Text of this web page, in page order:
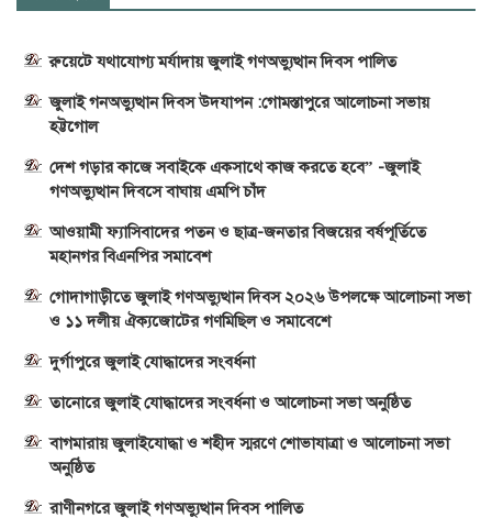
রুয়েটে যথাযোগ্য মর্যাদায় জুলাই গণঅভ্যুত্থান দিবস পালিত
জুলাই গনঅভ্যুত্থান দিবস উদযাপন :গোমস্তাপুরে আলোচনা সভায়
হট্টগোল
দেশ গড়ার কাজে সবাইকে একসাথে কাজ করতে হবে” -জুলাই
গণঅভ্যুত্থান দিবসে বাঘায় এমপি চাঁদ
আওয়ামী ফ্যাসিবাদের পতন ও ছাত্র-জনতার বিজয়ের বর্ষপূর্তিতে
মহানগর বিএনপির সমাবেশ
গোদাগাড়ীতে জুলাই গণঅভ্যুত্থান দিবস ২০২৬ উপলক্ষে আলোচনা সভা
ও ১১ দলীয় ঐক্যজোটের গণমিছিল ও সমাবেশে
দুর্গাপুরে জুলাই যোদ্ধাদের সংবর্ধনা
তানোরে জুলাই যোদ্ধাদের সংবর্ধনা ও আলোচনা সভা অনুষ্ঠিত
বাগমারায় জুলাইযোদ্ধা ও শহীদ স্মরণে শোভাযাত্রা ও আলোচনা সভা
অনুষ্ঠিত
রাণীনগরে জুলাই গণঅভ্যুত্থান দিবস পালিত